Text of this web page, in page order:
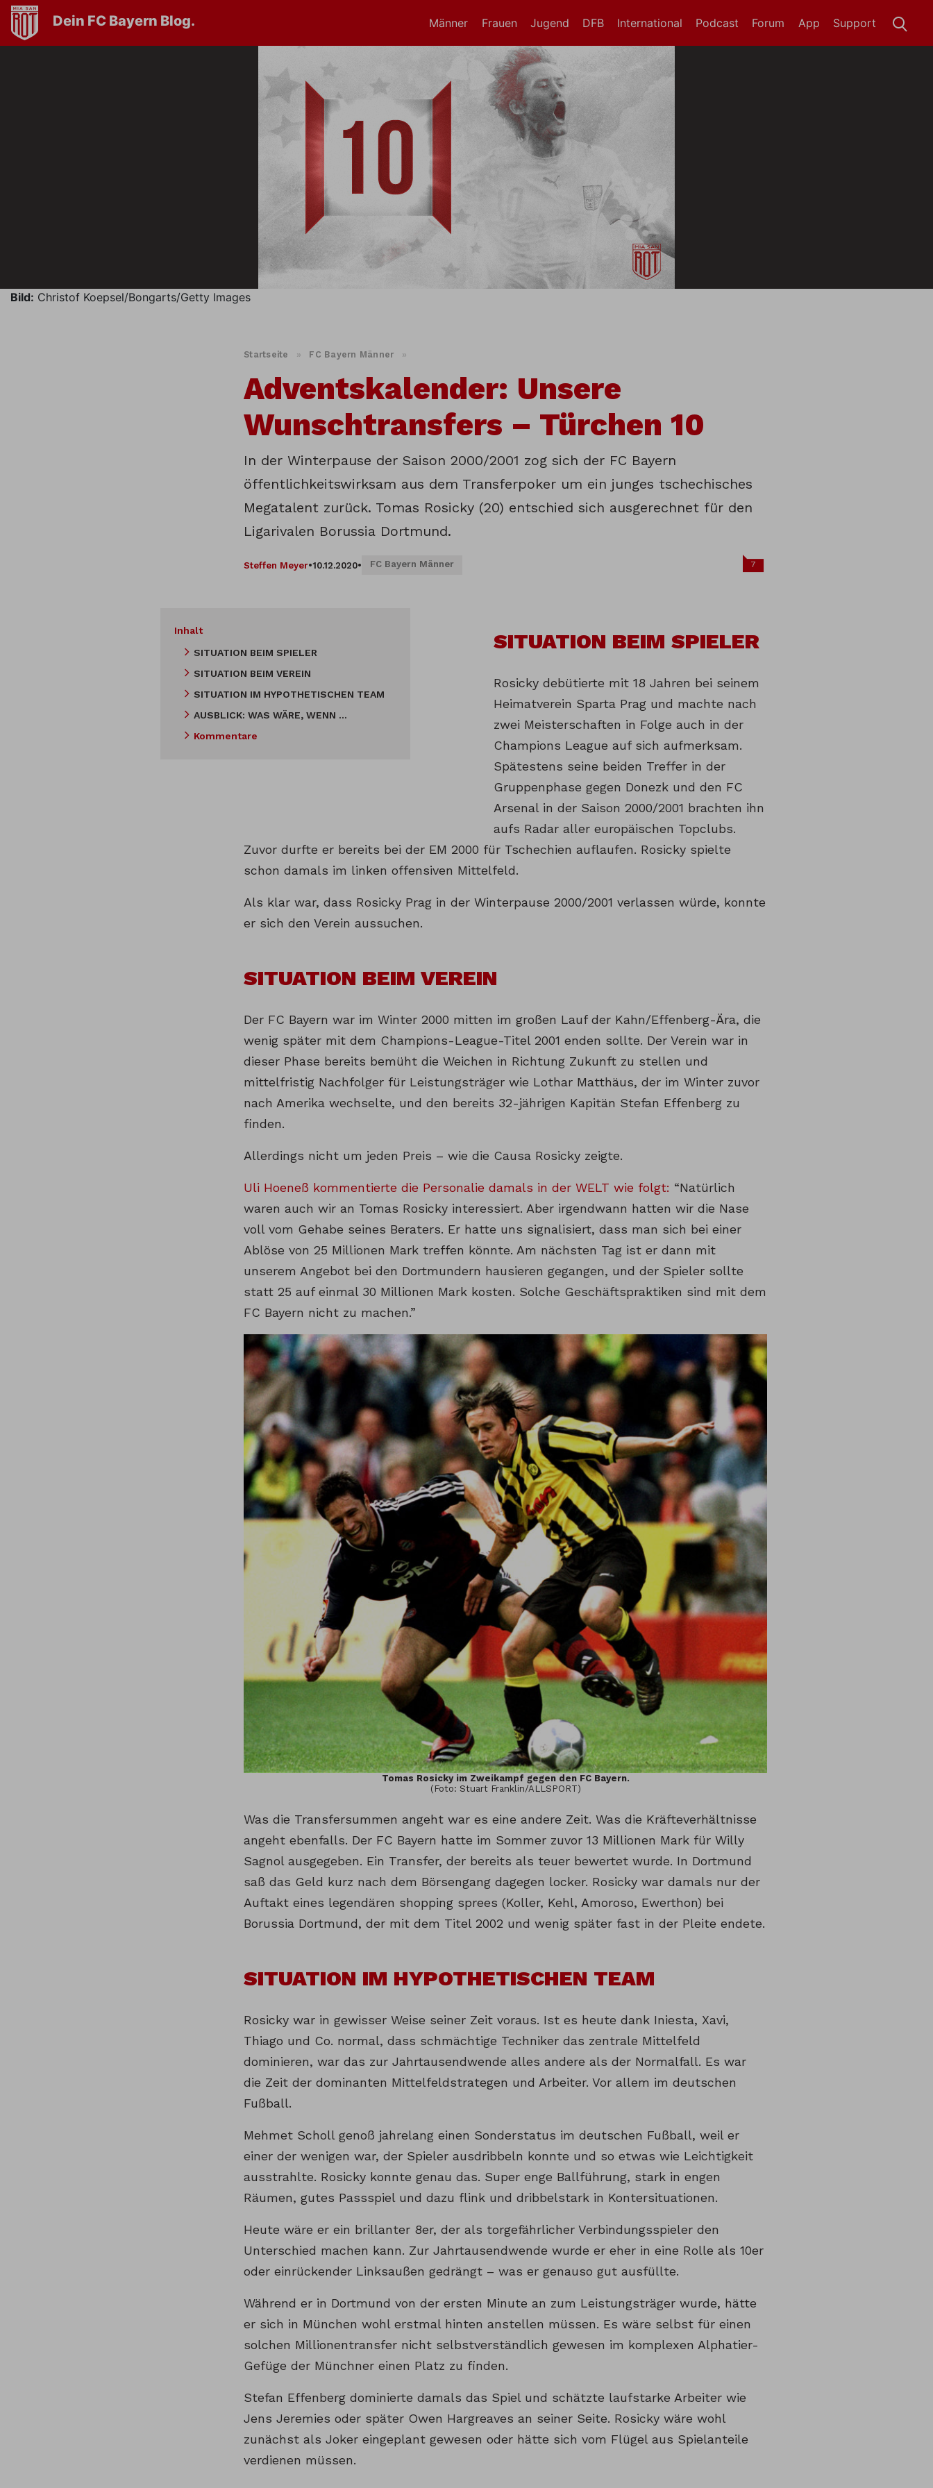
Dein FC Bayern Blog. Männer Frauen Jugend DFB International Support
App
Forum
Podcast
Bild: Christof Koepsel/Bongarts/Getty Images
Startseite » FC Bayern Männer »
Adventskalender: Unsere
Wunschtransfers – Türchen 10
In der Winterpause der Saison 2000/2001 zog sich der FC Bayern
öffentlichkeitswirksam aus dem Transferpoker um ein junges tschechisches
Megatalent zurück. Tomas Rosicky (20) entschied sich ausgerechnet für den
Ligarivalen Borussia Dortmund.
Steffen Meyer•10.12.2020• FC Bayern Männer 7
Inhalt
SITUATION BEIM SPIELER
SITUATION BEIM VEREIN
SITUATION IM HYPOTHETISCHEN TEAM
AUSBLICK: WAS WÄRE, WENN …
Kommentare
SITUATION BEIM SPIELER
Rosicky debütierte mit 18 Jahren bei seinem
Heimatverein Sparta Prag und machte nach
zwei Meisterschaften in Folge auch in der
Champions League auf sich aufmerksam.
Spätestens seine beiden Treffer in der
Gruppenphase gegen Donezk und den FC
Arsenal in der Saison 2000/2001 brachten ihn
aufs Radar aller europäischen Topclubs.
Zuvor durfte er bereits bei der EM 2000 für Tschechien auflaufen. Rosicky spielte
schon damals im linken offensiven Mittelfeld.
Als klar war, dass Rosicky Prag in der Winterpause 2000/2001 verlassen würde, konnte
er sich den Verein aussuchen.
SITUATION BEIM VEREIN
Der FC Bayern war im Winter 2000 mitten im großen Lauf der Kahn/Effenberg-Ära, die
wenig später mit dem Champions-League-Titel 2001 enden sollte. Der Verein war in
dieser Phase bereits bemüht die Weichen in Richtung Zukunft zu stellen und
mittelfristig Nachfolger für Leistungsträger wie Lothar Matthäus, der im Winter zuvor
nach Amerika wechselte, und den bereits 32-jährigen Kapitän Stefan Effenberg zu
finden.
Allerdings nicht um jeden Preis – wie die Causa Rosicky zeigte.
Uli Hoeneß kommentierte die Personalie damals in der WELT wie folgt: “Natürlich
waren auch wir an Tomas Rosicky interessiert. Aber irgendwann hatten wir die Nase
voll vom Gehabe seines Beraters. Er hatte uns signalisiert, dass man sich bei einer
Ablöse von 25 Millionen Mark treffen könnte. Am nächsten Tag ist er dann mit
unserem Angebot bei den Dortmundern hausieren gegangen, und der Spieler sollte
statt 25 auf einmal 30 Millionen Mark kosten. Solche Geschäftspraktiken sind mit dem
FC Bayern nicht zu machen.”
Tomas Rosicky im Zweikampf gegen den FC Bayern.
(Foto: Stuart Franklin/ALLSPORT)
Was die Transfersummen angeht war es eine andere Zeit. Was die Kräfteverhältnisse
angeht ebenfalls. Der FC Bayern hatte im Sommer zuvor 13 Millionen Mark für Willy
Sagnol ausgegeben. Ein Transfer, der bereits als teuer bewertet wurde. In Dortmund
saß das Geld kurz nach dem Börsengang dagegen locker. Rosicky war damals nur der
Auftakt eines legendären shopping sprees (Koller, Kehl, Amoroso, Ewerthon) bei
Borussia Dortmund, der mit dem Titel 2002 und wenig später fast in der Pleite endete.
SITUATION IM HYPOTHETISCHEN TEAM
Rosicky war in gewisser Weise seiner Zeit voraus. Ist es heute dank Iniesta, Xavi,
Thiago und Co. normal, dass schmächtige Techniker das zentrale Mittelfeld
dominieren, war das zur Jahrtausendwende alles andere als der Normalfall. Es war
die Zeit der dominanten Mittelfeldstrategen und Arbeiter. Vor allem im deutschen
Fußball.
Mehmet Scholl genoß jahrelang einen Sonderstatus im deutschen Fußball, weil er
einer der wenigen war, der Spieler ausdribbeln konnte und so etwas wie Leichtigkeit
ausstrahlte. Rosicky konnte genau das. Super enge Ballführung, stark in engen
Räumen, gutes Passspiel und dazu flink und dribbelstark in Kontersituationen.
Heute wäre er ein brillanter 8er, der als torgefährlicher Verbindungsspieler den
Unterschied machen kann. Zur Jahrtausendwende wurde er eher in eine Rolle als 10er
oder einrückender Linksaußen gedrängt – was er genauso gut ausfüllte.
Während er in Dortmund von der ersten Minute an zum Leistungsträger wurde, hätte
er sich in München wohl erstmal hinten anstellen müssen. Es wäre selbst für einen
solchen Millionentransfer nicht selbstverständlich gewesen im komplexen Alphatier-
Gefüge der Münchner einen Platz zu finden.
Stefan Effenberg dominierte damals das Spiel und schätzte laufstarke Arbeiter wie
Jens Jeremies oder später Owen Hargreaves an seiner Seite. Rosicky wäre wohl
zunächst als Joker eingeplant gewesen oder hätte sich vom Flügel aus Spielanteile
verdienen müssen.